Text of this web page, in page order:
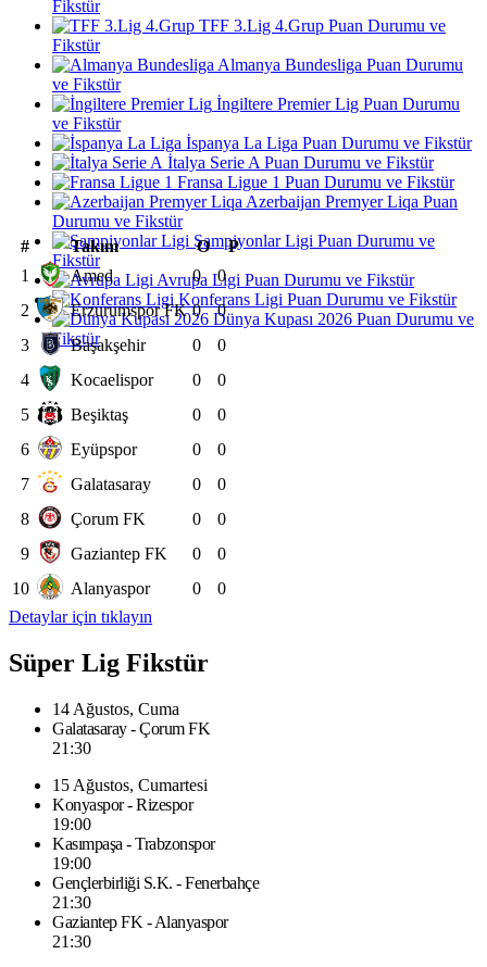
Fikstür
TFF 3.Lig 4.Grup Puan Durumu ve
Fikstür
Almanya Bundesliga Puan Durumu
ve Fikstür
İngiltere Premier Lig Puan Durumu
ve Fikstür
İspanya La Liga Puan Durumu ve Fikstür
İtalya Serie A Puan Durumu ve Fikstür
Fransa Ligue 1 Puan Durumu ve Fikstür
Azerbaijan Premyer Liqa Puan
Durumu ve Fikstür
Şampiyonlar Ligi Puan Durumu ve
Fikstür
Avrupa Ligi Puan Durumu ve Fikstür
Konferans Ligi Puan Durumu ve Fikstür
Dünya Kupası 2026 Puan Durumu ve
Fikstür
# Takım O
P
1
Amed 0
0
2
Erzurumspor FK 0
0
3
Başakşehir 0
0
4
Kocaelispor 0
0
5
Beşiktaş 0
0
6
Eyüpspor 0
0
7
Galatasaray 0
0
8
Çorum FK 0
0
9
Gaziantep FK 0
0
10
Alanyaspor 0
0
Detaylar için tıklayın
Süper Lig Fikstür
14 Ağustos, Cuma
Galatasaray - Çorum FK
21:30
15 Ağustos, Cumartesi
Konyaspor - Rizespor
19:00
Kasımpaşa - Trabzonspor
19:00
Gençlerbirliği S.K. - Fenerbahçe
21:30
Gaziantep FK - Alanyaspor
21:30